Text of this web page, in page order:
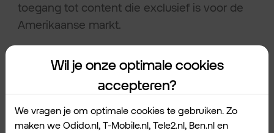
toegang tot content die exclusief is voor de
Amerikaanse markt.
De nadelen van VPN: waar
moet je alsnog op letten?
Met een VPN verbinding kun je veiliger aan
Wil je onze optimale cookies
accepteren?
We vragen je om optimale cookies te gebruiken. Zo
maken we Odido.nl, T-Mobile.nl, Tele2.nl, Ben.nl en